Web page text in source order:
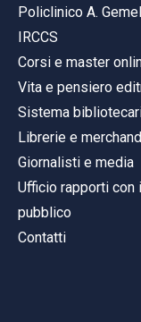
Policlinico A.
IRCCS
Corsi e master
Vita e pensiero
Sistema
Librerie e
Giornalisti e media
Ufficio rapporti con
pubblico
Contatti